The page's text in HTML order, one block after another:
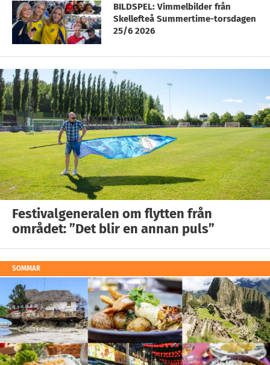
BILDSPEL: Vimmelbilder från
Skellefteå Summertime-torsdagen
25/6 2026
Festivalgeneralen om flytten från
området: ”Det blir en annan puls”
SOMMAR